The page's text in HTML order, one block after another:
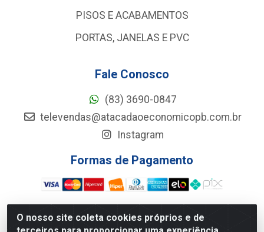
O nosso site coleta cookies próprios e de
PISOS E ACABAMENTOS
PORTAS, JANELAS E PVC
Fale Conosco
(83) 3690-0847
televendas@atacadaoeconomicopb.com.br
Instagram
Formas de Pagamento